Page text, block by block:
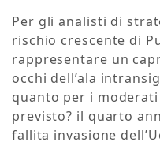
Per gli analisti di
rischio crescente di
rappresentare un
occhi dell’ala
quanto per i
previsto? il quarto
fallita invasione